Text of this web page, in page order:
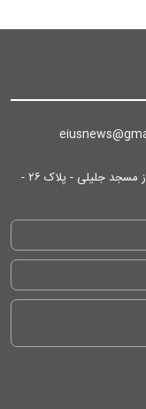
آدرس: تهران/ انتهای خیابان ایرانشهر - پایین تر از مسجد جلیلی - پلاک ۲۶ -